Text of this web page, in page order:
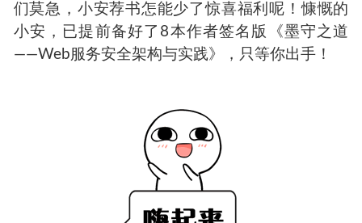
们莫急，小安荐书怎能少了惊喜福利呢！慷慨的
小安，已提前备好了 8本作者签名版《墨守之道
——Web服务安全架构与实践》，只等你出手！